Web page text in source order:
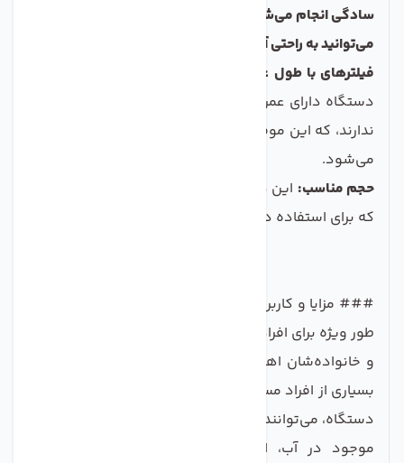
سادگی انجام می‌شود و نیاز به تخصص خاصی ندارد، بنابراین
می‌توانید به راحتی آن را در خانه‌ی خود راه‌اندازی کنید.
فیلترهای با طول عمر بالا:
دستگاه دارای عمر طولانی بوده و نیاز به تعویض مداوم
ندارند، که این موضوع باعث صرفه‌جویی در زمان و هزینه
می‌شود.
حجم مناسب: این دستگاه در حجم و اندازه‌ای طراحی شده
که برای استفاده در فضاهای مختلف خانگی مناسب باشد.
طور ویژه برای افرادی طراحی شده است که به سلامت خود
و خانواده‌شان اهمیت می‌ده ند. کیفیت آب مصرفی برای
بسیاری از افراد مسئله‌ای اساسی است و با استفاده از این
دستگاه، می‌توانند به راحتی و بدون نگرانی از آلودگی‌های
موجود در آب، از آب نوشیدنی باکیفیت لذت ببرند.